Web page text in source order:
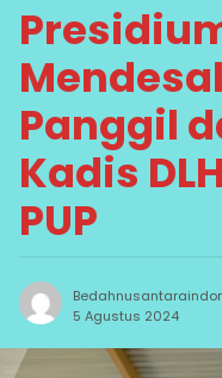
Panggil
Kadis
PUP
5 Agustus 2024